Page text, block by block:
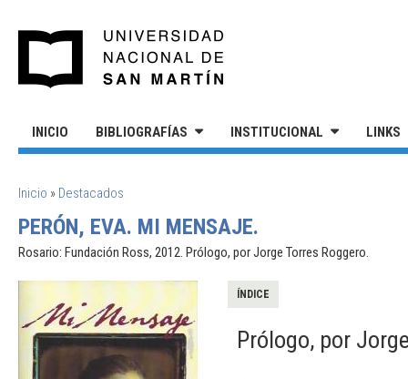
INICIO BIBLIOGRAFÍAS INSTITUCIONAL LINKS
SE ENCUENTRA USTED AQUÍ
Inicio » Destacados
PERÓN, EVA. MI MENSAJE.
Rosario: Fundación Ross, 2012. Prólogo, por Jorge Torres Roggero.
ÍNDICE
Prólogo, por